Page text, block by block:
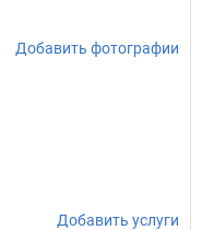
Добавить фотографии
Добавить услуги